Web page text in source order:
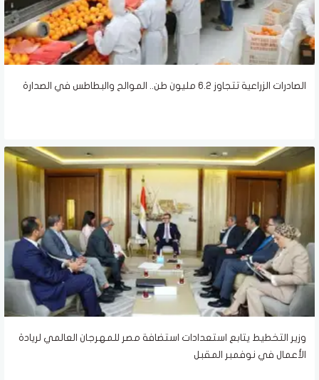
الصادرات الزراعية تتجاوز 6.2 مليون طن.. الموالح والبطاطس في الصدارة
وزير التخطيط يتابع استعدادات استضافة مصر للمهرجان العالمي لريادة
الأعمال في نوفمبر المقبل